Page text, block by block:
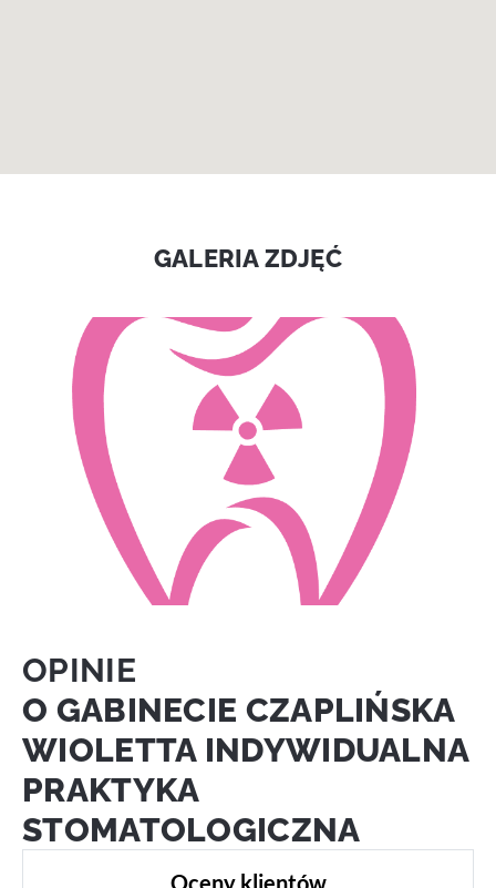
GALERIA ZDJĘĆ
OPINIE
O GABINECIE CZAPLIŃSKA
WIOLETTA INDYWIDUALNA
PRAKTYKA
STOMATOLOGICZNA
Oceny klientów